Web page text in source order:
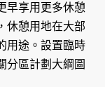
早享用更多休憩
休憩用地在大部
用途。設置臨時
分區計劃大綱圖